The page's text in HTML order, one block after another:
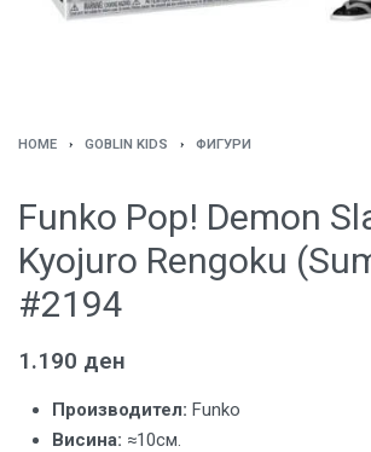
HOME › GOBLIN KIDS › ФИГУРИ
Funko Pop! Demon
Kyojuro Rengoku
#2194
1.190 ден
Производител: Funko
Висина: ≈10см.